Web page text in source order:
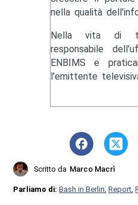
nella qualità
Nella vita di
responsabile
ENBIMS e
l'emittente
Scritto da Marco Macrì
Parliamo di:Bash in Berlin ,Report ,